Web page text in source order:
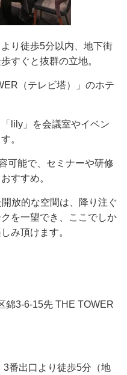
り徒歩5分以内、地下街
すぐと抜群の立地。
（テレビ塔）」のホテ
lily」を会議室やイベン
。
可能で、セミナーや研修
すすめ。
放的な空間は、降り注ぐ
を一望でき、ここでしか
み頂けます。
錦3-6-15先 THE TOWER
番出口より徒歩5分（地